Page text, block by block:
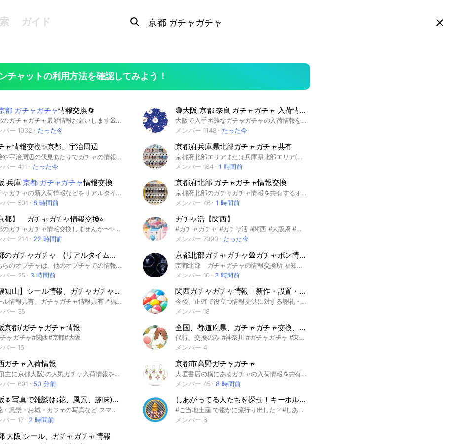
ガイド
OpenChats
or
search
area
チャットの利用方法を確認してみよう！
都 ガチャガチャ情報交換🔄
京都のガチャガチャ最新情報お願いします🎡 #ガチャガチャ #ガチャ活 #シープラ #ガチャガチャの森 #ガシャポンのデパート #ドリームカプセル #カプセルラボ ※交換＆買取りはサブオプ
バー 1032
たった今
🔴大阪 京都 奈良 ガチャガチャ 入荷情報 交換
大阪で入手困難なガチャガチャの入荷情報を共有したい方のオプチャです。 情報提供お願い致します♡ #ガチャ #ガチャ活 #大阪 #たまごっち #サンリオ #ズートピア #入荷 #情報 #交換 #ガチャガチャ #関西 #大阪府 #梅田 #難波 #松原市 #天王寺 #堺市 #八尾 #藤井寺 #寝屋川 #枚方 #四條畷 #交野 #心斎橋 #門真 #守口 #大東
メンバー 1148
たった今
ャ情報交換✨京都、宇治周辺
宇治や宇治周辺の伏見あたりでガチャの情報交換しましょー♫ #ガシャポン #ガチャ #ガチャガチャ #京都 #宇治
バー 411
たった今
京都府兵庫県北部ガチャガチャ共有
京都府北部エリアまたは兵庫県北部エリア(福知山 綾部 舞鶴 宮津 京丹後 朝来 和田山 養父 豊岡方面)のガチャガチャの入荷情報在庫情報を共有するオープンチャットです🍬 ✅ 入荷目撃情報 ✅ 在庫情報 ✅ 売り切れ・再入荷情報 ✅ 売っているお店の場所共有 などをみんなで気軽に投稿して、探している人同士で助け合いましょう！ ※在庫状況はリアルタイムで変わるため、思いやりのある投稿をお願いします🙏 お店によってのルールを守ったり節度ある言動をお願いします🙇 #ガチャガチャ情報 #京都北部 #兵庫北部 #福知山 #綾部 #舞鶴 #宮津 #京丹後 #丹波 #朝来 #和田山 #養父 #豊岡 #ガチャガチャ #目撃情報
メンバー 184
1 時間前
兵庫京都 ガチャガチャ情報交換
ガチャガチャの新入荷情報などをリアルタイムで報告し合えるチャットです。お譲りなどの情報も可！
バー 501
8 時間前
京都府北部 ガチャガチャ情報交換
京都府北部のガチャガチャ情報を共有するオープンチャットです！ 新作・入荷・再販・売り切れ・設置場所などの情報交換大歓迎ですᗜ ˰ ᗜ꧞ 入られた際ノートの最新投稿を見て頂きたいです。 福知山・舞鶴・綾部など京都府北部の情報を中心に共有しましょう #京都府北部#ガチャガチャ#ガチャ活
メンバー 46
1 時間前
京都】 ガチャガチャ情報交換⭐︎
京都のガチャガチャ情報交換しませんか〜✨#京都 #ガチャガチャ #ガチャ活
バー 214
22 時間前
ガチャ活【関西】
#ガチャガチャ #ガチャ活 #関西 #大阪府 #京都府 #兵庫県 #大阪 #梅田 #枚方 #京都 #八幡 #京田辺 #宇治 #兵庫 #神戸 #西宮 #姫路 #ちいかわ #しずくちゃん #たまごっち #ケロロ軍曹 #めじるしチャーム
メンバー 7090
たった今
京都のガチャガチャ (リアルタイム、ROM×)
こちらのオプチャは、他のオプチャでの情報クレクレや転売ヤーに疲弊して自身で作ったオプチャです。 またガチャガチャのリアルタイム情報を共有し、ある程度人が集まったら鍵をかける予定です。 ROM専の方は定期的に削除します。 ご参加後、ノートの必読事項をご確認お願いいたします。 #ガチャ #ガチャガチャ #カプセルトイ
バー 25
3 時間前
京都北部ガチャガチャ🎡ガチャポン情報交換
京都北部 ガチャガチャの情報交換所 福知山 綾部 等
メンバー 10
3 時間前
【福知山】シール情報、ガチャガチャ情報
シール情報共有、ガチャガチャ情報共有📍福知山のみ #シール #京都北部 #福知山
バー 35
関西ガチャガチャ情報｜新作・設置・在庫共有
今後、正確で役立つ情報提供に対する謝礼・特典制度の導入を考えています。 #関西 #ガチャガチャ #カプセルトイ #大阪 #兵庫 #京都 #ガチャ
メンバー 18
京都/ガチャガチャ情報
ャガチャ#関西#京都#大阪
バー 16
全国、都道府県、ガチャガチャ交換、代行可能◯
代行、交換のみ #神奈川 #ガチャガチャ #東京# 埼玉# 全国 #関東 #関西 #交換 #代行 #東北 #北海道 #四国 #中国 #九州 #東海 #山梨 #めじるし #大阪 #京都 #岩手 #秋田 #宮城 #山形 #福島 #茨城 #愛知 #和歌山 #高知 #熊本 #新潟 #三重 #宮崎 #富山 #長野 #群馬 #静岡 #千葉 #奈良 #岐阜 #石川 #福井 #栃木 #滋賀 #兵庫 #鳥取 #島根 #山口 #広島 #愛媛 #徳島 #香川 #大分 #鹿児島 #長崎 #佐賀
メンバー 4
ガチャ入荷情報
関西(主に京都大阪)の人気ガチャ入荷情報を共有するｵﾌﾟﾁｬです。 ⚠️店舗、商品名の記載必須 リアルタイムの情報共有お願い致します。 #ガチャガチャ#情報共有#サンリオ#ヨッシー#たまごっち#あわわちゃん#ナルミヤ#ヨッシー
バー 691
50 分前
京都市高野ガチャガチャ
大垣書店の横にあるガチャの入荷情報を共有します❣️
メンバー 45
8 時間前
大阪🌷写真で雑談(お花、風景、趣味)🌷関西
お花・風景・お城・カフェの写真など スマホ、一眼レフ、初心者、写真を見るのが好きな方、関西以外の方も大歓迎！！ 撮影スポットやお花の開花状況、イベントの情報交換 趣味やコレクションの写真も 少人数でゆっくりお話し！(定員20名) #大阪 #兵庫 #京都 #奈良 #和歌山 #滋賀 #梅 #菜の花 #桜 #チューリップ #ネモフィラ #バラ #紫陽花 #ひまわり #コスモス #お花 #お城 #車 #バイク #ラーメン #うどん #スイーツ #マンホール #ポケふた #インコ #プラモデル #ガチャガチャ #ネイル #テーマパーク #ユニバーサルスタジオジャパン #ひらかたパーク#ひらパー #ネスタリゾート神戸 #ニンゲンノモリ#ONOKORO #姫路セントラルパーク #太秦映画村 #生駒山頂遊園地 #ポルトヨーロッパ #植物園 #鶴見緑地 #咲くやこの花館 #服部緑地 #久宝寺緑地 #靭公園 #城北公園 #毛馬桜之宮公園 #中之島公園 #大阪城公園 2024.09,04
バー 17
2 時間前
しあがってる人たちを探せ！キーホルダー ストラップ ガチャ ガシャ おもしろ かわいい コレクター💪🏼
#ご当地土産 で密かに流行り出した？#しあがってるキーホルダー？ストラップ？の #情報 ℹ️を #交換 しましょー！ 面白い、可愛い、気に入ったガチャの紹介も募集🐣 #しあがってる #仕上がってる #キーホルダー #ストラップ #おみやげ #物産展 #お土産 #コレクション #推し #収集 #集める #バズる #バエル #映える #ご当地 #キャラ #キャラクター #全国 #謎 #なぞ #団体 #ガチャ #ガシャ #ガチャポン #ガシャポン #ガチャガチャ #かわいい #面白い #などなど 北海道 青森 秋田 岩手 宮城 山形 福島 新潟 茨城 栃木 群馬 埼玉 千葉 東京 神奈川 山梨 長野 静岡 愛知 岐阜 富山 石川 福井 滋賀 三重 和歌山 京都 奈良 大阪 兵庫 鳥取 島根 広島 山口 香川 徳島 高知 愛媛 福岡 長崎 佐賀 大分 熊本 宮崎 鹿児島 沖縄 海外
メンバー 6
大阪 シール、ガチャガチャ情報